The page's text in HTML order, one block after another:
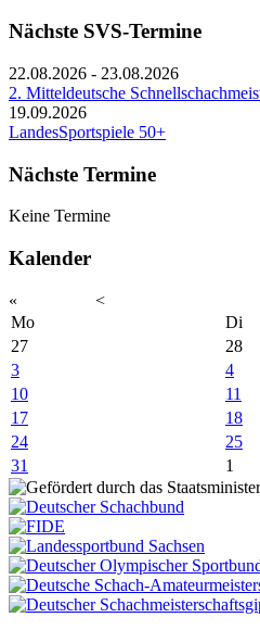
Nächste SVS-Termine
22.08.2026 - 23.08.2026
2. Mitteldeutsche
19.09.2026
LandesSportspiele 50+
Nächste Termine
Keine Termine
Kalender
«
<
Mo
Di
27
28
3
4
10
11
17
18
24
25
31
1